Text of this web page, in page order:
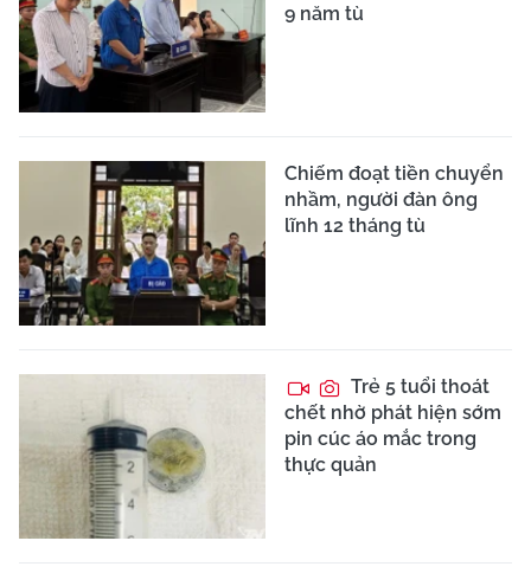
9 năm tù
Chiếm đoạt tiền chuyển
nhầm, người đàn ông
lĩnh 12 tháng tù
Trẻ 5 tuổi thoát
chết nhờ phát hiện sớm
pin cúc áo mắc trong
thực quản